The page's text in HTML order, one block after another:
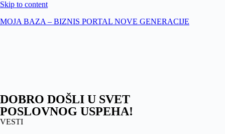
Skip to content
MOJA BAZA – BIZNIS PORTAL NOVE GENERACIJE
DOBRO DOŠLI U SVET
POSLOVNOG USPEHA!
VESTI